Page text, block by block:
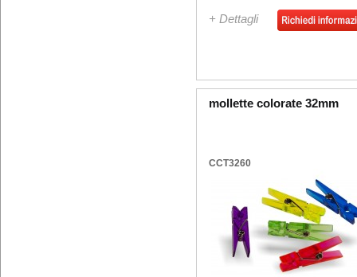
+ Dettagli
mollette colorate 32mm
CCT3260